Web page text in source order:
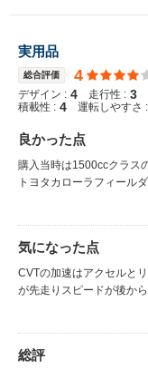
実用品
総合評価 4
デザイン : 4 走行性 : 3
積載性 : 4 運転しやすさ :
良かった点
購入当時は1500ccクラス
トヨタカローラフィール
いました。ウイングロー
無い機能でした。シート
ドアで濡れた荷物を気兼
開けると簡易ベンチにな
れます。1,500 CCエンジ
も十分なパフォーマンス
割ることがなくお財布に優
気になった点
CVTの加速はアクセルと
が先走りスピードが後か
総評